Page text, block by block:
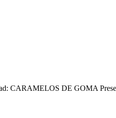
CARAMELOS DE GOMA